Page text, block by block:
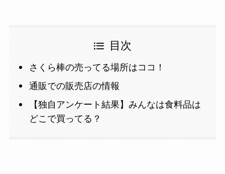
目次
さくら棒の売ってる場所はココ！
通販での販売店の情報
【独自アンケート結果】みんなは食料品は
どこで買ってる？